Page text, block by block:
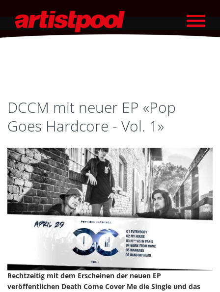
DCCM mit neuer EP «Pop
Goes Hardcore - Vol. 1»
Rechtzeitig mit dem Erscheinen der neuen EP
veröffentlichen Death Come Cover Me die Single und das